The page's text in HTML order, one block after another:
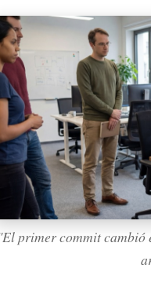
primer commit cambió